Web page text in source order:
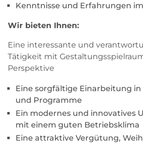
Kenntnisse und Erfahrungen
Wir bieten Ihnen:
Eine interessante und
Tätigkeit mit
Perspektive
Eine sorgfältige Einarbeitung in
und Programme
Ein modernes und innovatives
mit einem guten Betriebsklima
Eine attraktive Vergütung,